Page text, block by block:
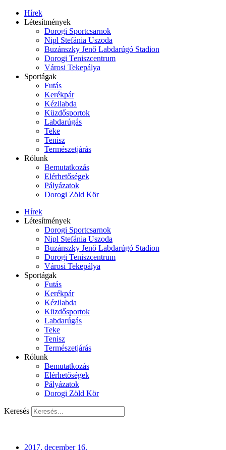
Hírek
Létesítmények
Dorogi Sportcsarnok
Nipl Stefánia Uszoda
Buzánszky Jenő Labdarúgó Stadion
Dorogi Teniszcentrum
Városi Tekepálya
Sportágak
Futás
Kerékpár
Kézilabda
Küzdősportok
Labdarúgás
Teke
Tenisz
Természetjárás
Rólunk
Bemutatkozás
Elérhetőségek
Pályázatok
Dorogi Zöld Kör
Hírek
Létesítmények
Dorogi Sportcsarnok
Nipl Stefánia Uszoda
Buzánszky Jenő Labdarúgó Stadion
Dorogi Teniszcentrum
Városi Tekepálya
Sportágak
Futás
Kerékpár
Kézilabda
Küzdősportok
Labdarúgás
Teke
Tenisz
Természetjárás
Rólunk
Bemutatkozás
Elérhetőségek
Pályázatok
Dorogi Zöld Kör
Keresés
2017. december 16.